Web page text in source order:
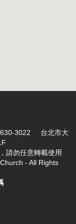
3022 台北市大
請勿任意轉載使用
- All Rights